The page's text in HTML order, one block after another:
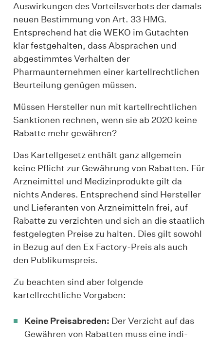
Auswirkungen des Vorteilsverbots der damals
neuen Bestimmung von Art. 33 HMG.
Entsprechend hat die WEKO im Gutachten
klar festgehalten, dass Absprachen und
abgestimmtes Verhalten der
Pharmaunternehmen einer kartellrechtlichen
Beurteilung genügen müssen.
Müssen Hersteller nun mit kartellrechtlichen
Sanktionen rechnen, wenn sie ab 2020 keine
Rabatte mehr gewähren?
Das Kartellgesetz enthält ganz allgemein
keine Pflicht zur Gewährung von Rabatten. Für
Arzneimittel und Medizinprodukte gilt da
nichts Anderes. Entsprechend sind Hersteller
und Lieferanten von Arzneimitteln frei, auf
Rabatte zu verzichten und sich an die staatlich
festgelegten Preise zu halten. Dies gilt sowohl
in Bezug auf den Ex Factory-Preis als auch
den Publikumspreis.
Zu beachten sind aber folgende
kartellrechtliche Vorgaben:
Keine Preisabreden: Der Verzicht auf das
Gewähren von Rabatten muss eine indi­­